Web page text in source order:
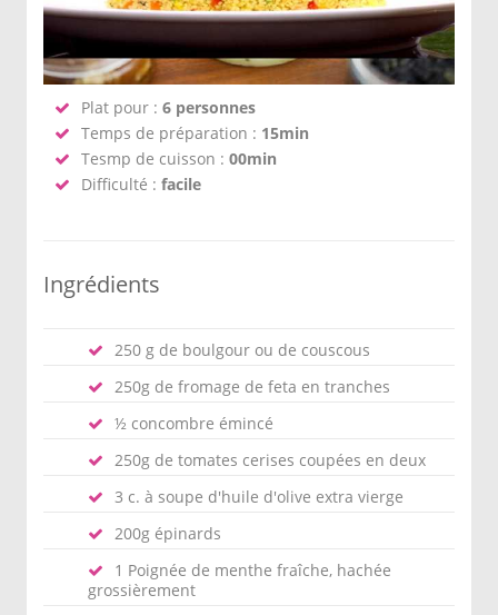
Plat pour : 6 personnes
Temps de préparation : 15min
Tesmp de cuisson : 00min
Difficulté : facile
Ingrédients
250 g de boulgour ou de couscous
250g de fromage de feta en tranches
½ concombre émincé
250g de tomates cerises coupées en deux
3 c. à soupe d'huile d'olive extra vierge
200g épinards
1 Poignée de menthe fraîche, hachée
grossièrement